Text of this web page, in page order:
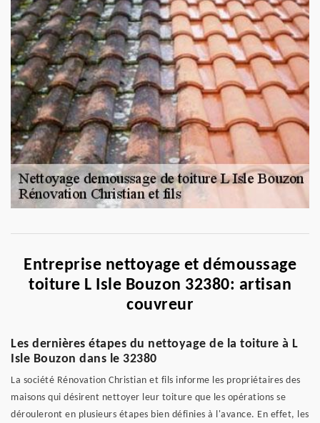
Entreprise nettoyage et démoussage
toiture L Isle Bouzon 32380: artisan
couvreur
Les dernières étapes du nettoyage de la toiture à L
Isle Bouzon dans le 32380
La société Rénovation Christian et fils informe les propriétaires des
maisons qui désirent nettoyer leur toiture que les opérations se
dérouleront en plusieurs étapes bien définies à l'avance. En effet, les